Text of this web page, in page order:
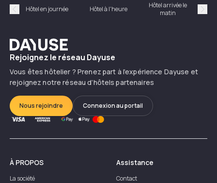
Précédent
Hôtel en journée Hôtel à l'heure
Hôtel arrivée le
matin
Dayuse
Rejoignez le réseau Dayuse
Vous êtes hôtelier ? Prenez part à l’expérience Dayuse et
rejoignez notre réseau d’hôtels partenaires
Nous rejoindre Connexion au portail
À PROPOS
La société
Assistance
Contact